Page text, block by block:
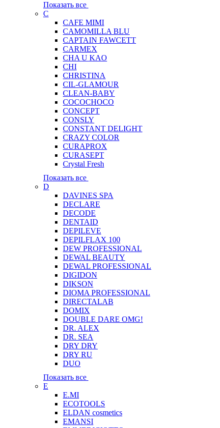
Показать все
C
CAFE MIMI
CAMOMILLA BLU
CAPTAIN FAWCETT
CARMEX
CHA U KAO
CHI
CHRISTINA
CIL-GLAMOUR
CLEAN-BABY
COCOCHOCO
CONCEPT
CONSLY
CONSTANT DELIGHT
CRAZY COLOR
CURAPROX
CURASEPT
Crystal Fresh
Показать все
D
DAVINES SPA
DECLARE
DECODE
DENTAID
DEPILEVE
DEPILFLAX 100
DEW PROFESSIONAL
DEWAL BEAUTY
DEWAL PROFESSIONAL
DIGIDON
DIKSON
DIOMA PROFESSIONAL
DIRECTALAB
DOMIX
DOUBLE DARE OMG!
DR. ALEX
DR. SEA
DRY DRY
DRY RU
DUO
Показать все
E
E.MI
ECOTOOLS
ELDAN cosmetics
EMANSI